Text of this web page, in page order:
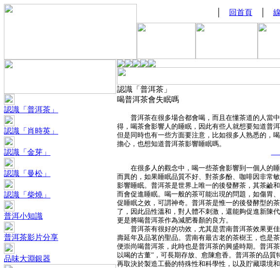
回首頁
認識「普洱茶」
認識「肖時英」
認識「金芽」
認識「曼松」
認識「柴燒」
普洱小知識
普洱茶影片分享
品味大淵銀器
認識「普洱茶」
喝普洱茶會失眠嗎
普洱茶在很多場合都會喝，而且在懂茶道的人當中
得，喝茶會影響人的睡眠，因此有些人就想要知道普
但是同時也有一些方面要注意，比如很多人熟悉的，
擔心，也想知道普洱茶影響睡眠嗎。
在很多人的觀念中，喝一些茶會影響到一個人的睡
而異的，如果睡眠品質不好、對茶多酚、咖啡因非常
影響睡眠。普洱茶是世界上唯一的後發酵茶，其茶鹼
而會促進睡眠。喝一般的茶可能出現的問題，如傷胃
促睡眠之效，可謂神奇。普洱茶是惟一的後發酵型的
了，因此品性溫和，對人體不刺激，還能夠促進新陳
更是將喝普洱茶作為減肥養顏的良方。
普洱茶有很好的功效，尤其是雲南普洱茶效果更佳
壽延年及品茗的聖品。雲南有最古老的茶樹王，也是
便崇尚喝普洱茶，此時也是普洱茶的興盛時期。普洱
以喝的古董”，可長期存放、愈陳愈香。普洱茶的品
再取決於製造工藝的特殊性和科學性，以及貯藏環境